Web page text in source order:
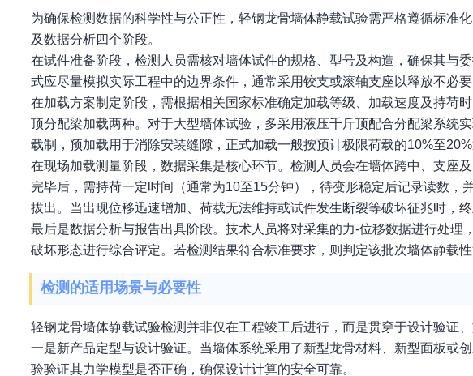
为确保检测数据的科学性与公正性，轻钢龙骨墙体静载试验需严格遵循标准
及数据分析四个阶段。
在试件准备阶段，检测人员需核对墙体试件的规格、型号及构造，确保其与
式应尽量模拟实际工程中的边界条件，通常采用铰支或滚轴支座以释放不必
在加载方案制定阶段，需根据相关国家标准确定加载等级、加载速度及持荷
顶分配梁加载两种。对于大型墙体试验，多采用液压千斤顶配合分配梁系统
载制，预加载用于消除安装缝隙，正式加载一般按预计极限荷载的10%至20%
在现场加载测量阶段，数据采集是核心环节。检测人员会在墙体跨中、支座
完毕后，需持荷一定时间（通常为10至15分钟），待变形稳定后记录读数
拔出。当出现位移迅速增加、荷载无法维持或试件发生断裂等破坏征兆时，终
最后是数据分析与报告出具阶段。技术人员将对采集的力-位移数据进行处
破坏形态进行综合评定。若检测结果符合标准要求，则判定该批次墙体静载性
检测的适用场景与必要性
轻钢龙骨墙体静载试验检测并非仅在工程竣工后进行，而是贯穿于设计验证
一是新产品定型与设计验证。当墙体系统采用了新型龙骨材料、新型面板或
验验证其力学模型是否正确，确保设计计算的安全可靠。